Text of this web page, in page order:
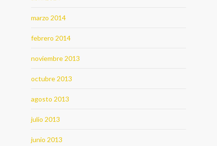
marzo 2014
febrero 2014
noviembre 2013
octubre 2013
agosto 2013
julio 2013
junio 2013